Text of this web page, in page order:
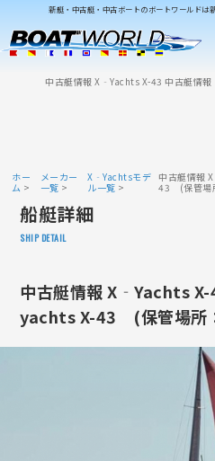
新艇・中古艇・中古ボートのボートワールドは
中古艇情報 X‐Yachts X-43 中古艇情
ホー
ム
メーカー
一覧
X‐Yachtsモデ
ル一覧
中古艇情報
43 (保管場
船艇詳細
SHIP DETAIL
中古艇情報 X‐Yachts
yachts X-43 (保管場所：